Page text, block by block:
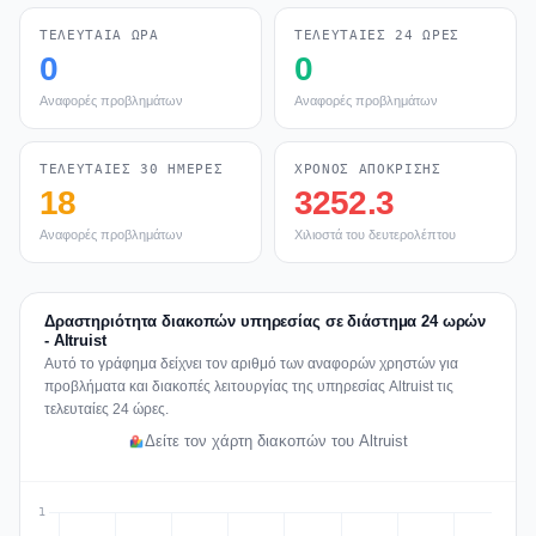
ΤΕΛΕΥΤΑΊΑ ΏΡΑ
0
Αναφορές προβλημάτων
ΤΕΛΕΥΤΑΊΕΣ 24 ΏΡΕΣ
0
Αναφορές προβλημάτων
ΤΕΛΕΥΤΑΊΕΣ 30 ΗΜΈΡΕΣ
18
Αναφορές προβλημάτων
ΧΡΌΝΟΣ ΑΠΌΚΡΙΣΗΣ
3252.3
Χιλιοστά του δευτερολέπτου
Δραστηριότητα διακοπών υπηρεσίας σε διάστημα 24 ωρών
- Altruist
Αυτό το γράφημα δείχνει τον αριθμό των αναφορών χρηστών για
προβλήματα και διακοπές λειτουργίας της υπηρεσίας Altruist τις
τελευταίες 24 ώρες.
Δείτε τον χάρτη διακοπών του Altruist